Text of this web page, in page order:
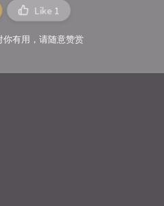
Like 1
有用，请随意赞赏